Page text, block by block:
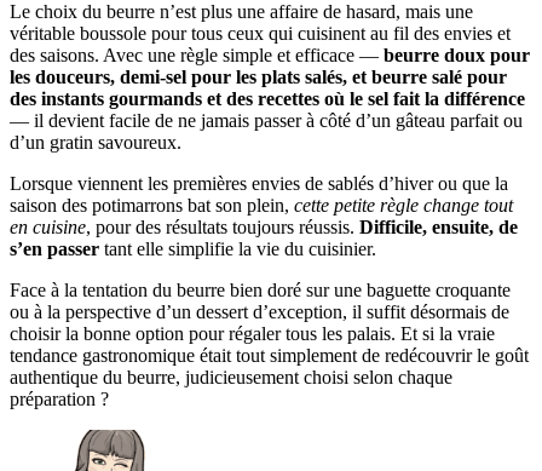
Le choix du beurre n’est plus une affaire de hasard, mais une
véritable boussole pour tous ceux qui cuisinent au fil des envies et
des saisons. Avec une règle simple et efficace — beurre doux pour
les douceurs, demi-sel pour les plats salés, et beurre salé pour
des instants gourmands et des recettes où le sel fait la différence
— il devient facile de ne jamais passer à côté d’un gâteau parfait ou
d’un gratin savoureux.
Lorsque viennent les premières envies de sablés d’hiver ou que la
saison des potimarrons bat son plein, cette petite règle change tout
en cuisine, pour des résultats toujours réussis. Difficile, ensuite, de
s’en passer tant elle simplifie la vie du cuisinier.
Face à la tentation du beurre bien doré sur une baguette croquante
ou à la perspective d’un dessert d’exception, il suffit désormais de
choisir la bonne option pour régaler tous les palais. Et si la vraie
tendance gastronomique était tout simplement de redécouvrir le goût
authentique du beurre, judicieusement choisi selon chaque
préparation ?